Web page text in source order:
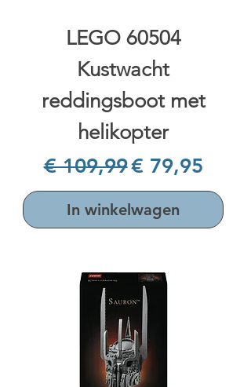
LEGO 60504
Kustwacht
reddingsboot met
helikopter
Normale prijs
€ 109,99Verkoopprijs
€ 79,95
In winkelwagen